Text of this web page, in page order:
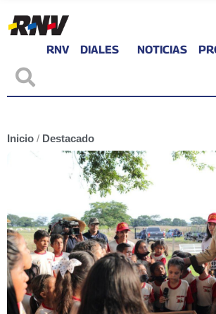
RNV DIALES NOTICIAS
Inicio / Destacado